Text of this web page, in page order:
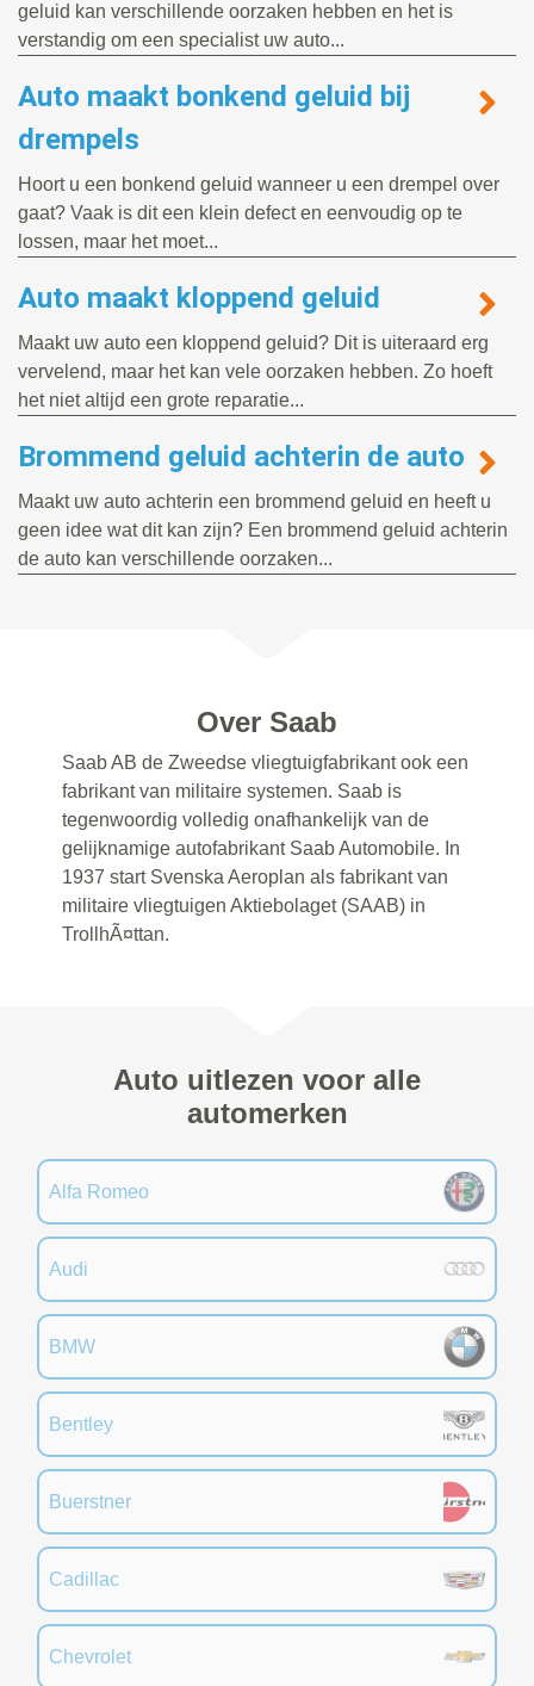
geluid kan verschillende oorzaken hebben en het is
verstandig om een specialist uw auto...
Auto maakt bonkend geluid bij
drempels
Hoort u een bonkend geluid wanneer u een drempel over
gaat? Vaak is dit een klein defect en eenvoudig op te
lossen, maar het moet...
Auto maakt kloppend geluid
Maakt uw auto een kloppend geluid? Dit is uiteraard erg
vervelend, maar het kan vele oorzaken hebben. Zo hoeft
het niet altijd een grote reparatie...
Brommend geluid achterin de auto
Maakt uw auto achterin een brommend geluid en heeft u
geen idee wat dit kan zijn? Een brommend geluid achterin
de auto kan verschillende oorzaken...
Over Saab
Saab AB de Zweedse vliegtuigfabrikant ook een
fabrikant van militaire systemen. Saab is
tegenwoordig volledig onafhankelijk van de
gelijknamige autofabrikant Saab Automobile. In
1937 start Svenska Aeroplan als fabrikant van
militaire vliegtuigen Aktiebolaget (SAAB) in
TrollhÃ¤ttan.
Auto uitlezen voor alle
automerken
Alfa Romeo
Audi
BMW
Bentley
Buerstner
Cadillac
Chevrolet